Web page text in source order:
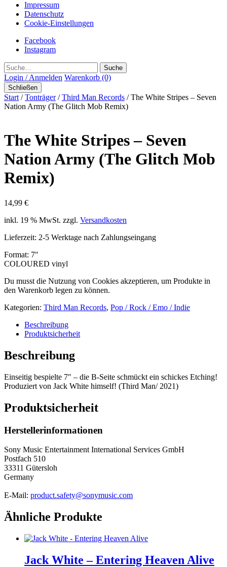
Impressum
Datenschutz
Cookie-Einstellungen
Facebook
Instagram
Suche
Login / Anmelden Warenkorb (0)
Schließen
Start /Tonträger/Third Man Records / The White Stripes – Seven
Nation Army (The Glitch Mob Remix)
The White Stripes – Seven
Nation Army (The Glitch Mob
Remix)
14,99 €
inkl. 19 % MwSt. zzgl. Versandkosten
Lieferzeit: 2-5 Werktage nach Zahlungseingang
Format: 7″
COLOURED vinyl
Du musst die Nutzung von Cookies akzeptieren, um Produkte in
den Warenkorb legen zu können.
Kategorien: Third Man Records, Pop / Rock / Emo / Indie
Beschreibung
Produktsicherheit
Beschreibung
Einseitig bespielte 7″ – die B-Seite schmückt ein schickes Etching!
Produziert von Jack White himself! (Third Man/ 2021)
Produktsicherheit
Herstellerinformationen
Sony Music Entertainment International Services GmbH
Postfach 510
33311 Gütersloh
Germany
E-Mail: product.safety@sonymusic.com
Ähnliche Produkte
Jack White – Entering Heaven Alive